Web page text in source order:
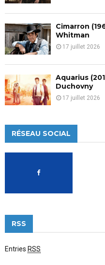
Cimarron
Whitman
17 juillet 2026
Aquarius
Duchovny
17 juillet 2026
RÉSEAU SOCIAL
RSS
Entries RSS